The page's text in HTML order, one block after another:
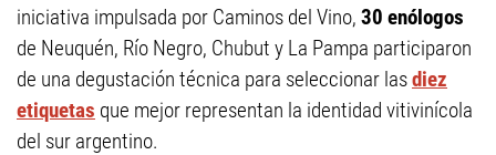
iniciativa impulsada por Caminos del Vino, 30 enólogos
de Neuquén, Río Negro, Chubut y La Pampa participaron
de una degustación técnica para seleccionar lasdiez
etiquetas que mejor representan la identidad vitivinícola
del sur argentino.